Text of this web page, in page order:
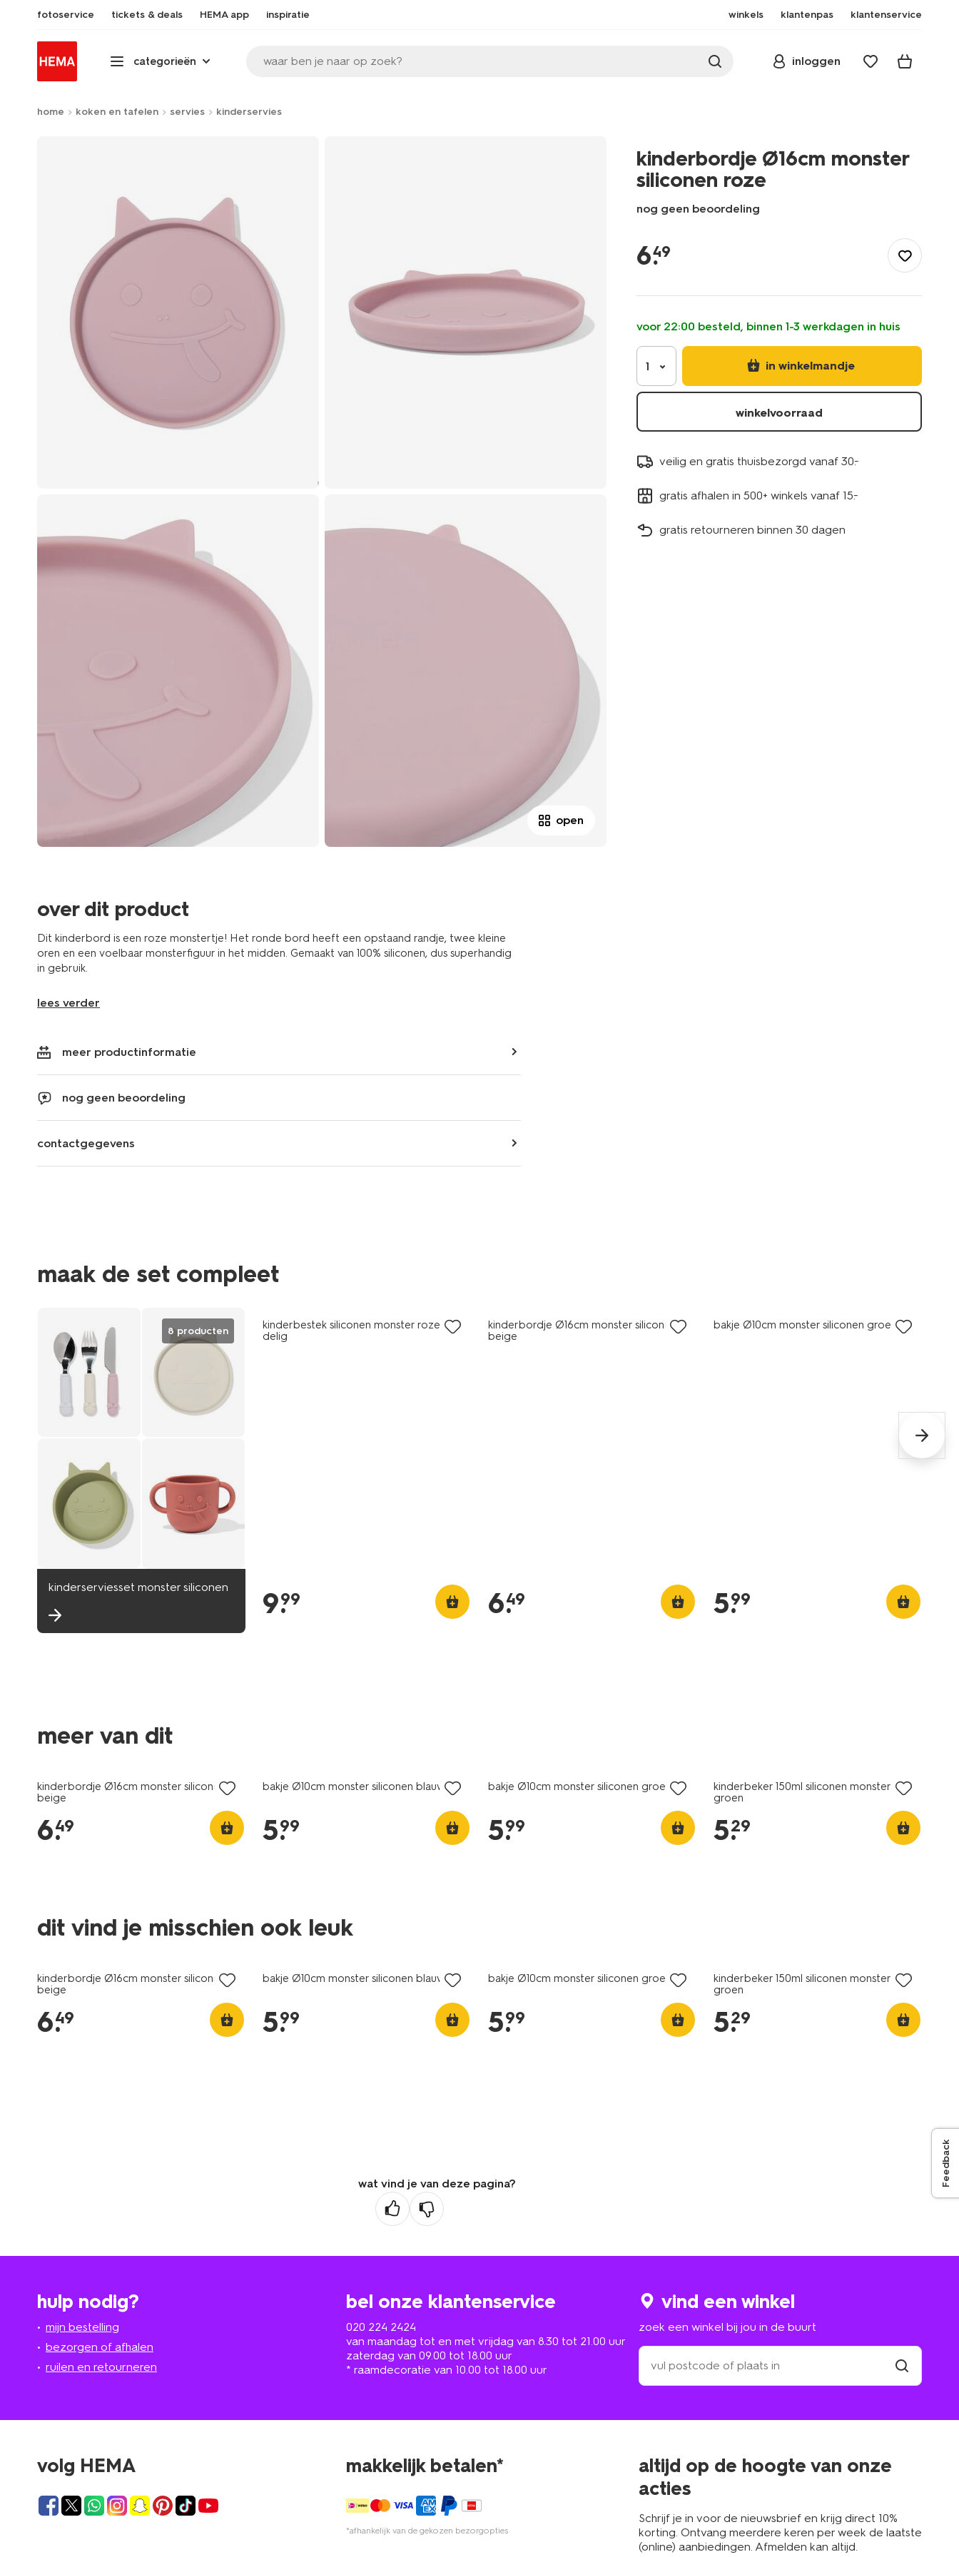
fotoservice tickets & deals HEMA app inspiratie winkels klantenpas klantenservice
categorieën waar ben je naar op zoek? inloggen
home koken en tafelen servies kinderservies
open
over dit product
Dit kinderbord is een roze monstertje! Het ronde bord heeft een opstaand randje, twee kleine
oren en een voelbaar monsterfiguur in het midden. Gemaakt van 100% siliconen, dus superhandig
in gebruik.
lees verder
meer productinformatie
nog geen beoordeling
contactgegevens
kinderbordje Ø16cm monster
siliconen roze
nog geen beoordeling
16cm-
6.
49
voor 22:00 besteld, binnen 1-3 werkdagen in huis
1 in winkelmandje
winkelvoorraad
veilig en gratis thuisbezorgd vanaf 30.-
gratis afhalen in 500+ winkels vanaf 15.-
gratis retourneren binnen 30 dagen
maak de set compleet
8 producten
kinderserviesset monster siliconen
kinderbestek siliconen monster roze 3-
delig
9.
99
kinderbordje Ø16cm monster siliconen
beige
6.
49
bakje Ø10cm monster siliconen groen
5.
99
meer van dit
kinderbordje Ø16cm monster siliconen
beige
6.
49
bakje Ø10cm monster siliconen blauw
5.
99
bakje Ø10cm monster siliconen groen
5.
99
kinderbeker 150ml siliconen monster
groen
5.
29
dit vind je misschien ook leuk
kinderbordje Ø16cm monster siliconen
beige
6.
49
bakje Ø10cm monster siliconen blauw
5.
99
bakje Ø10cm monster siliconen groen
5.
99
kinderbeker 150ml siliconen monster
groen
5.
29
wat vind je van deze pagina?
hulp nodig?
mijn bestelling
bezorgen of afhalen
ruilen en retourneren
bel onze klantenservice
020 224 2424
van maandag tot en met vrijdag van 8.30 tot 21.00 uur
zaterdag van 09.00 tot 18.00 uur
* raamdecoratie van 10.00 tot 18.00 uur
vind een winkel
zoek een winkel bij jou in de buurt
zoek
een
winkel
in
volg HEMA makkelijk betalen*
*afhankelijk van de gekozen bezorgopties
altijd op de hoogte van onze
acties
Schrijf je in voor de nieuwsbrief en krijg direct 10%
korting. Ontvang meerdere keren per week de laatste
(online) aanbiedingen. Afmelden kan altijd.
Feedback